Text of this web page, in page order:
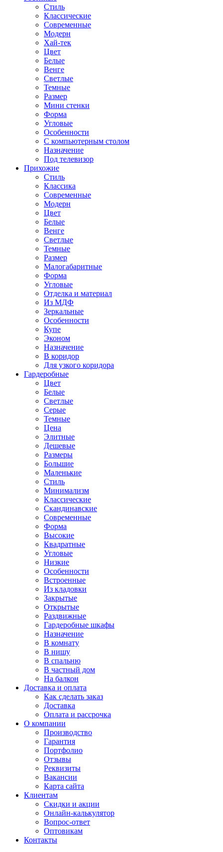
Стиль
Классические
Современные
Модерн
Хай-тек
Цвет
Белые
Венге
Светлые
Темные
Размер
Мини стенки
Форма
Угловые
Особенности
С компьютерным столом
Назначение
Под телевизор
Прихожие
Стиль
Классика
Современные
Модерн
Цвет
Белые
Венге
Светлые
Темные
Размер
Малогабаритные
Форма
Угловые
Отделка и материал
Из МДФ
Зеркальные
Особенности
Купе
Эконом
Назначение
В коридор
Для узкого коридора
Гардеробные
Цвет
Белые
Светлые
Серые
Темные
Цена
Элитные
Дешевые
Размеры
Большие
Маленькие
Стиль
Минимализм
Классические
Скандинавские
Современные
Форма
Высокие
Квадратные
Угловые
Низкие
Особенности
Встроенные
Из кладовки
Закрытые
Открытые
Раздвижные
Гардеробные шкафы
Назначение
В комнату
В нишу
В спальню
В частный дом
На балкон
Доставка и оплата
Как сделать заказ
Доставка
Оплата и рассрочка
О компании
Производство
Гарантия
Портфолио
Отзывы
Реквизиты
Вакансии
Карта сайта
Клиентам
Скидки и акции
Онлайн-калькулятор
Вопрос-ответ
Оптовикам
Контакты